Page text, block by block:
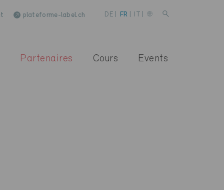
plateforme-label.ch DE FR
Partenaires Cours Events